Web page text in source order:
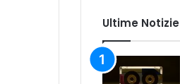
Ultime Notizie